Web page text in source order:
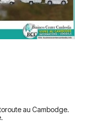
au Cambodge.